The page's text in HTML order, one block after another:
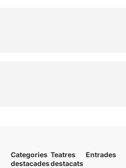
Categories
destacades
Teatres
destacats
Entrades